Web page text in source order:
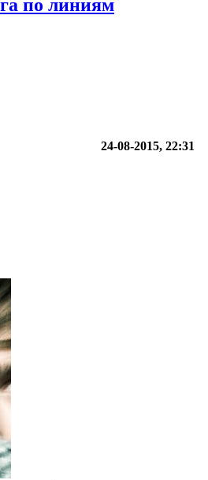
по линиям
24-08-2015, 22:31